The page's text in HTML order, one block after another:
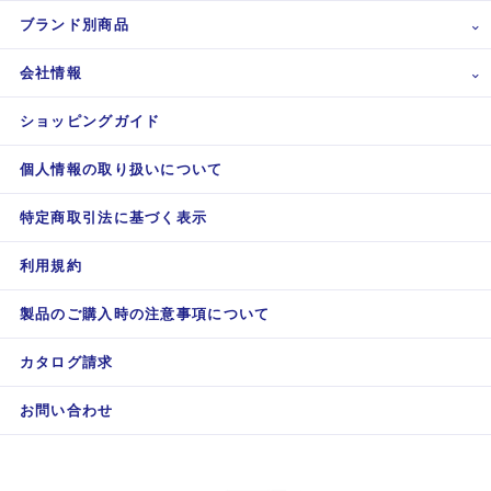
ブランド別商品
会社情報
ショッピングガイド
個人情報の取り扱いについて
特定商取引法に基づく表示
利用規約
製品のご購入時の注意事項について
カタログ請求
お問い合わせ